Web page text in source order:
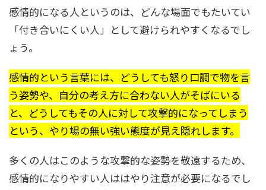
感情的になる人というのは、どんな場面でもたいてい
「付き合いにくい人」として避けられやすくなるでし
ょう。
感情的という言葉には、どうしても怒り口調で物を言
う姿勢や、自分の考え方に合わない人がそばにいる
と、どうしてもその人に対して攻撃的になってしまう
という、やり場の無い強い態度が見え隠れします。
多くの人はこのような攻撃的な姿勢を敬遠するため、
感情的になりやすい人ははやり注意が必要になるでし